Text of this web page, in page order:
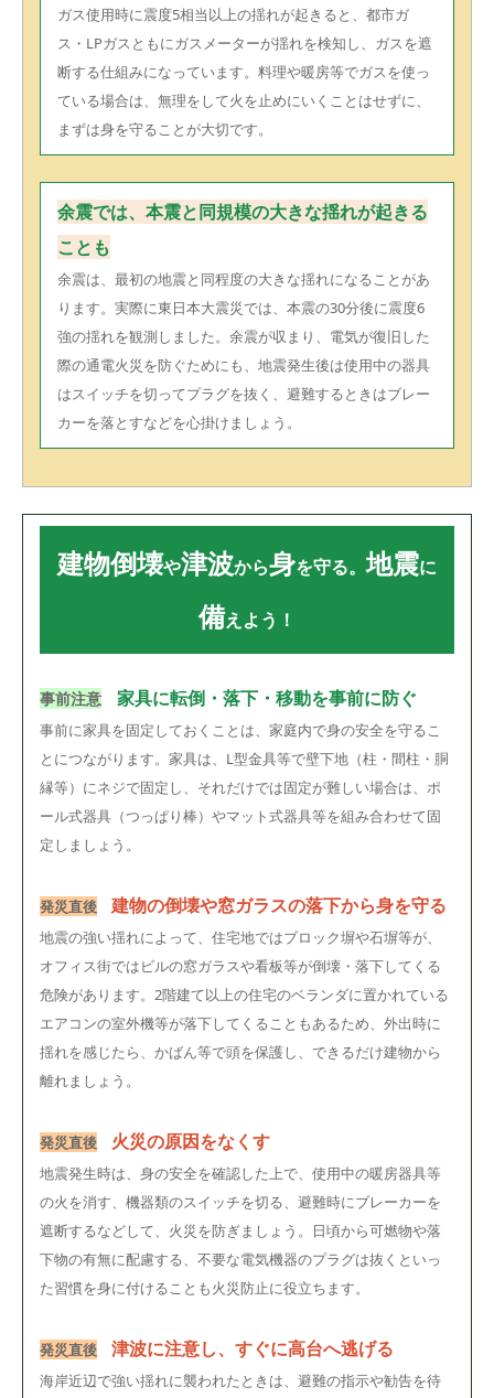
ガス使用時に震度5相当以上の揺れが起きると、都市ガ
ス・LPガスともにガスメーターが揺れを検知し、ガスを遮
断する仕組みになっています。料理や暖房等でガスを使っ
ている場合は、無理をして火を止めにいくことはせずに、
まずは身を守ることが大切です。
余震では、本震と同規模の大きな揺れが起きる
ことも
余震は、最初の地震と同程度の大きな揺れになることがあ
ります。実際に東日本大震災では、本震の30分後に震度6
強の揺れを観測しました。余震が収まり、電気が復旧した
際の通電火災を防ぐためにも、地震発生後は使用中の器具
はスイッチを切ってプラグを抜く、避難するときはブレー
カーを落とすなどを心掛けましょう。
建物倒壊や津波から身を守る。地震に
備えよう！
事前注意 家具に転倒・落下・移動を事前に防ぐ
事前に家具を固定しておくことは、家庭内で身の安全を守るこ
とにつながります。家具は、L型金具等で壁下地（柱・間柱・胴
縁等）にネジで固定し、それだけでは固定が難しい場合は、ポ
ール式器具（つっぱり棒）やマット式器具等を組み合わせて固
定しましょう。
発災直後 建物の倒壊や窓ガラスの落下から身を守る
地震の強い揺れによって、住宅地ではブロック塀や石塀等が、
オフィス街ではビルの窓ガラスや看板等が倒壊・落下してくる
危険があります。2階建て以上の住宅のベランダに置かれている
エアコンの室外機等が落下してくることもあるため、外出時に
揺れを感じたら、かばん等で頭を保護し、できるだけ建物から
離れましょう。
発災直後 火災の原因をなくす
地震発生時は、身の安全を確認した上で、使用中の暖房器具等
の火を消す、機器類のスイッチを切る、避難時にブレーカーを
遮断するなどして、火災を防ぎましょう。日頃から可燃物や落
下物の有無に配慮する、不要な電気機器のプラグは抜くといっ
た習慣を身に付けることも火災防止に役立ちます。
発災直後 津波に注意し、すぐに高台へ逃げる
海岸近辺で強い揺れに襲われたときは、避難の指示や勧告を待